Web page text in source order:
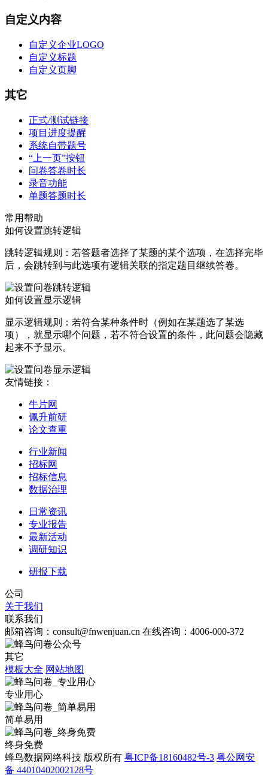
自定义内容
自定义企业LOGO
自定义标题
自定义页脚
其它
正式/测试链接
项目进度提醒
系统自带题号
“上一页”按钮
问卷答卷时长
录音功能
单题答题时长
常用帮助
如何设置跳转逻辑
跳转逻辑规则：若答题者选择了某题的某个选项，在选择完毕
后，会跳转到与此选项有逻辑关联的指定题目继续答卷。
如何设置显示逻辑
显示逻辑规则：若符合某种条件时（例如在某题选了某选
项），就显示哪个问题，若不符合设置的条件，此问题会隐藏
起来不予显示。
友情链接：
牛片网
佩升前研
论文查重
行业新闻
招标网
招标信息
数据治理
日常资讯
专业报告
最新活动
调研知识
研报下载
公司
关于我们
联系我们
邮箱咨询：consult@fnwenjuan.cn 在线咨询：4006-000-372
其它
模板大全 网站地图
专业用心
简单易用
终身免费
蜂鸟数据网络科技 版权所有 粤ICP备18160482号-3 粤公网安
备 44010402002128号